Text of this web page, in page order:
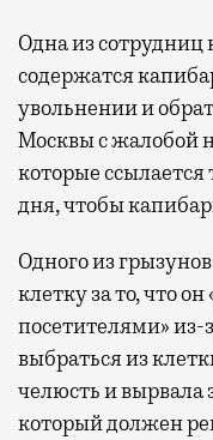
Одна из сотрудниц
содержатся
увольнении и
Москвы с жалобой
которые
дня, чтобы
Одного из
клетку за то, что он
посетителями» из-
выбраться из
челюсть и
который должен